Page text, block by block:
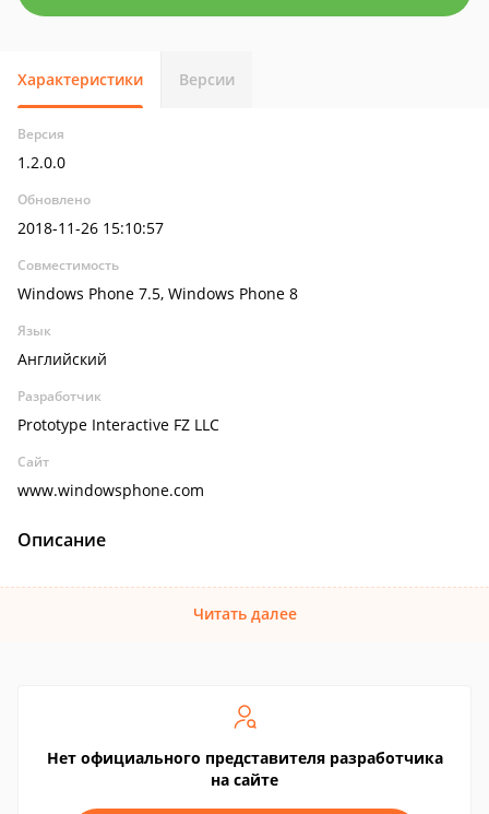
Характеристики Версии
Версия
1.2.0.0
Обновлено
2018-11-26 15:10:57
Совместимость
Windows Phone 7.5, Windows Phone 8
Язык
Английский
Разработчик
Prototype Interactive FZ LLC
Сайт
www.windowsphone.com
Описание
Читать далее
Нет официального представителя разработчика
на сайте